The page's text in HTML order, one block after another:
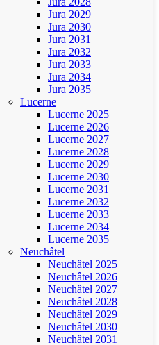
Jura 2029
Jura 2030
Jura 2031
Jura 2032
Jura 2033
Jura 2034
Jura 2035
Lucerne
Lucerne 2025
Lucerne 2026
Lucerne 2027
Lucerne 2028
Lucerne 2029
Lucerne 2030
Lucerne 2031
Lucerne 2032
Lucerne 2033
Lucerne 2034
Lucerne 2035
Neuchâtel
Neuchâtel 2025
Neuchâtel 2026
Neuchâtel 2027
Neuchâtel 2028
Neuchâtel 2029
Neuchâtel 2030
Neuchâtel 2031